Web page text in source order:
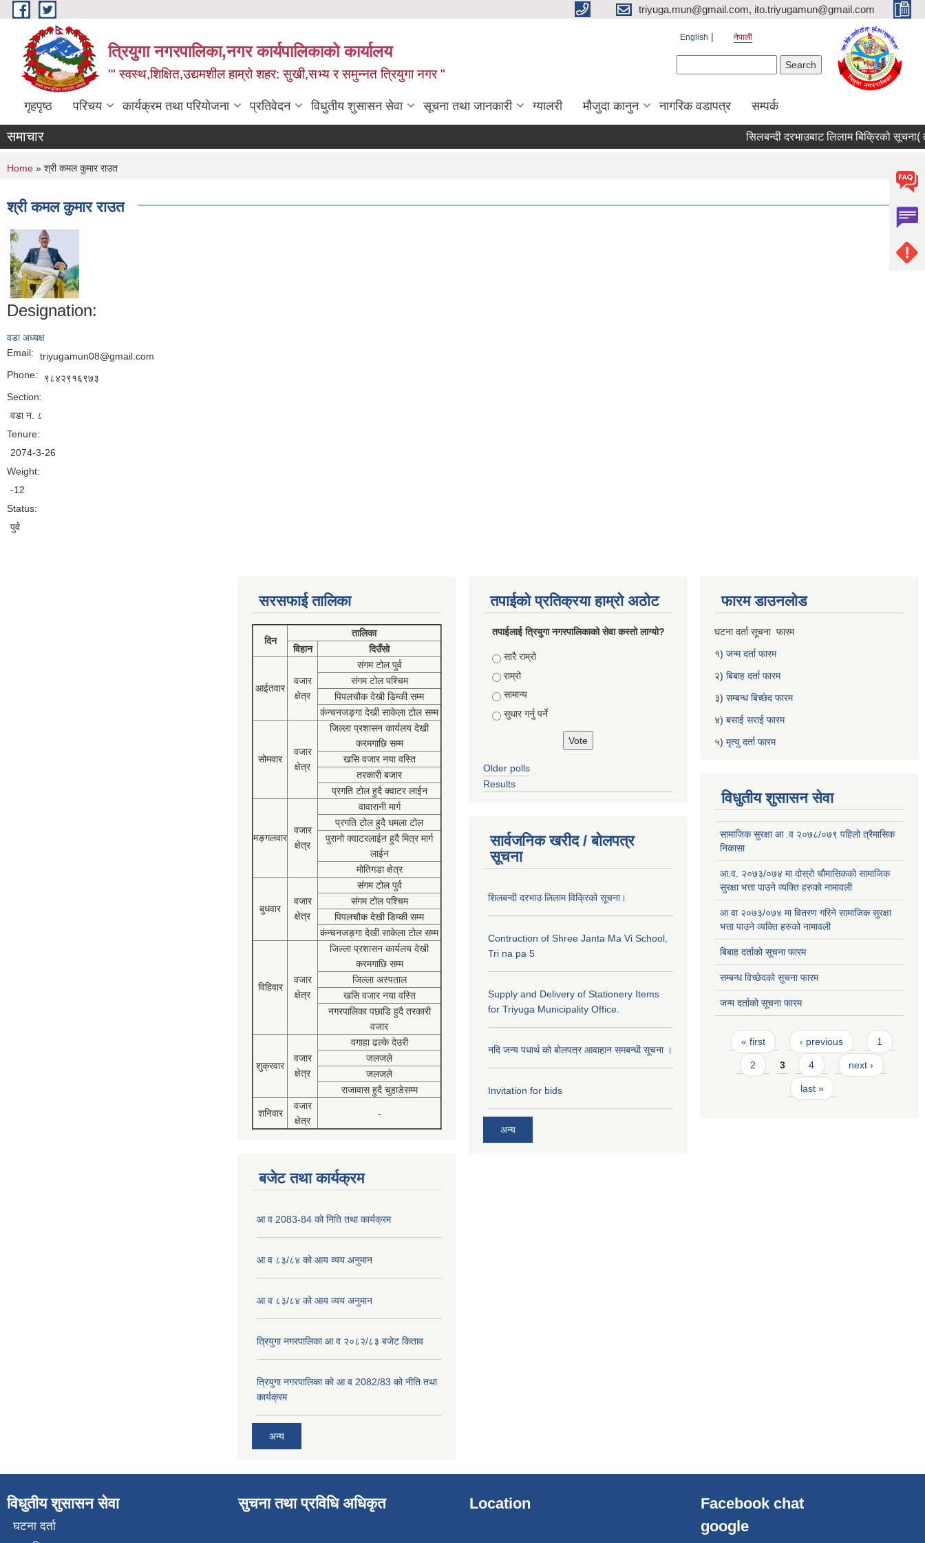
Skip to main content triyuga.mun@gmail.com, ito.triyugamun@gmail.com
त्रियुगा नगरपालिका,नगर कार्यपालिकाको कार्यालय
'" स्वस्थ,शिक्षित,उद्यमशील हाम्रो शहर: सुखी,सभ्य र समुन्नत त्रियुगा नगर "
English नेपाली
गृहपृष्ठ परिचय कार्यक्रम तथा परियोजना प्रतिवेदन विधुतीय शुसासन सेवा सूचना तथा जानकारी ग्यालरी मौजुदा कानुन नागरिक वडापत्र सम्पर्क
समाचार सिलबन्दी दरभाउबाट लिलाम बिक्रिको सूचना(
You are here
Home » श्री कमल कुमार राउत
श्री कमल कुमार राउत
Designation:
वडा अध्यक्ष
Email:
triyugamun08@gmail.com
Phone:
९८४२९१६९७३
Section:
वडा न. ८
Tenure:
2074-3-26
Weight:
-12
Status:
पुर्व
सरसफाई तालिका
दिन
तालिका
विहान
दिउँसो
आईतवार
वजार
क्षेत्र
संगम टोल पुर्व
संगम टोल पश्चिम
पिपलचौक देखी डिम्की सम्म
कंन्चनजङ्गा देखी साकेला टोल सम्म
सोमवार
वजार
क्षेत्र
जिल्ला प्रशासन कार्यलय देखी
करमगाछि सम्म
खसि वजार नया वस्ति
तरकारी बजार
प्रगति टोल हुदै क्वाटर लाईन
मङ्गलवार
वजार
क्षेत्र
वावारानी मार्ग
प्रगति टोल हुदै धमला टोल
पुरानो क्वाटरलाईन हुदै मित्र मार्ग
लाईन
मोतिगडा क्षेत्र
बुधवार
वजार
क्षेत्र
संगम टोल पुर्व
संगम टोल पश्चिम
पिपलचौक देखी डिम्की सम्म
कंन्चनजङ्गा देखी साकेला टोल सम्म
विहिवार
वजार
क्षेत्र
जिल्ला प्रशासन कार्यलय देखी
करमगाछि सम्म
जिल्ला अस्पताल
खसि वजार नया वस्ति
नगरपालिका पछाडि हुदै तरकारी
वजार
शुक्रवार
वजार
क्षेत्र
वगाहा ढल्के देउरी
जलजले
जलजले
राजावास हुदै चुहाडेसम्म
शनिवार
वजार
क्षेत्र
-
बजेट तथा कार्यक्रम
आ व 2083-84 को निति तथा कार्यक्रम
आ व ८३/८४ को आय व्यय अनुमान
आ व ८३/८४ को आय व्यय अनुमान
त्रियुगा नगरपालिका आ व २०८२/८३ बजेट किताव
त्रियुगा नगरपालिका को आ व 2082/83 को नीति तथा
कार्यक्रम
अन्य
तपाईको प्रतिक्रया हाम्रो अठोट
तपाईलाई त्रियुगा नगरपालिकाको सेवा कस्तो लाग्यो?
Choices
सारै राम्रो
राम्रो
सामान्य
सुधार गर्नु पर्ने
Older polls
Results
सार्वजनिक खरीद / बोलपत्र
सूचना
शिलबन्दी दरभाउ लिलाम विक्रिको सूचना।
Contruction of Shree Janta Ma Vi School,
Tri na pa 5
Supply and Delivery of Stationery Items
for Triyuga Municipality Office.
नदि जन्य पधार्थ को बोलपत्र आवाहान समबन्धी सूचना ।
Invitation for bids
अन्य
फारम डाउनलोड
घटना दर्ता सूचना फारम
१) जन्म दर्ता फारम
२) बिबाह दर्ता फारम
३) सम्बन्ध बिच्छेद फारम
४) बसाई सराई फारम
५) मृत्यु दर्ता फारम
विधुतीय शुसासन सेवा
सामाजिक सुरक्षा आ .व २०७८/०७९ पहिलो त्रैमासिक
निकासा
आ.व. २०७३/०७४ मा दोस्रो चौमासिकको सामाजिक
सुरक्षा भत्ता पाउने व्यक्ति हरुको नामावली
आ वा २०७३/०७४ मा वितरण गरिने सामाजिक सुरक्षा
भत्ता पाउने व्यक्ति हरुको नामावली
बिबाह दर्ताको सूचना फारम
सम्बन्ध विच्छेदको सुचना फारम
जन्म दर्ताको सूचना फारम
Pages
« first ‹ previous 1
2 3 4 next ›
last »
विधुतीय शुसासन सेवा
घटना दर्ता
सुचना तथा प्रविधि अधिकृत Location
Facebook chat
google